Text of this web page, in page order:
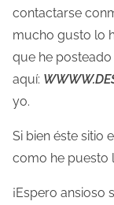
contactarse
mucho gusto lo
que he posteado
aquí:
yo.
Si bien éste sitio
como he puesto
¡Espero ansioso